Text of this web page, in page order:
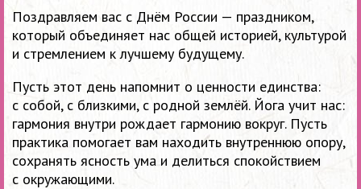
Поздравляем вас с Днём России — праздником,
который объединяет нас общей историей, культурой
и стремлением к лучшему будущему.
Пусть этот день напомнит о ценности единства:
с собой, с близкими, с родной землёй. Йога учит нас:
гармония внутри рождает гармонию вокруг. Пусть
практика помогает вам находить внутреннюю опору,
сохранять ясность ума и делиться спокойствием
с окружающими.